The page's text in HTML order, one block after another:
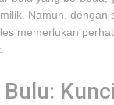
Namun, dengan
memerlukan